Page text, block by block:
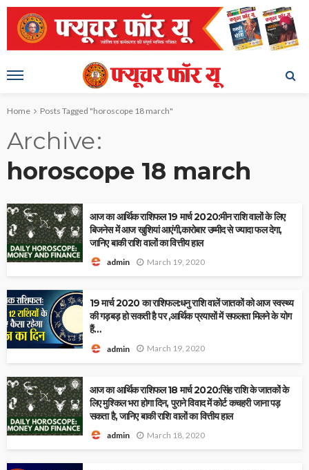
Home Posts Tagged "horoscope 18 march"
Archive
horoscope 18 march
आज का आर्थिक राशिफल 19 मार्च 2020:मीन राशि वालों के लिए
बिजनेस में आज खुशियां आएंगी,कारोबार उम्मीद से ज्यादा फल देगा,
जानिए बाकी राशि वालों का वित्तीय हाल
admin March 19, 2020
19 मार्च 2020 का राशिफल:धनु राशि वालें जातकों को आज स्वस्थ्य
की गड़बड़ हो सकती है पर ,आर्थिक प्रयासों में सफलता मिलने के योग
हैं…
admin March 19, 2020
आज का आर्थिक राशिफल 18 मार्च 2020:सिंह राशि के जातकों के
लिए मुश्किल भरा होगा दिन, पुराने विवाद में कोर्ट कचहरी जाना पड़
सकता है, जानिए बाकी राशि वालों का वित्तीय हाल
admin March 18, 2020